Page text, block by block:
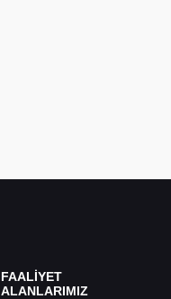
FAALİYET
ALANLARIMIZ